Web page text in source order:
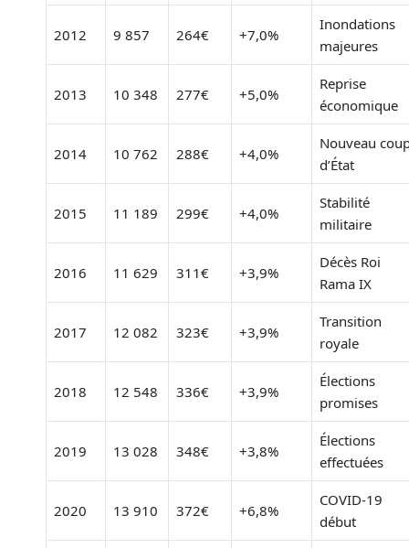
2012 9 857 264€ +7,0%
Inondations
majeures
2013 10 348 277€ +5,0%
Reprise
économique
2014 10 762 288€ +4,0%
Nouveau
d’État
2015 11 189 299€ +4,0%
Stabilité
militaire
2016 11 629 311€ +3,9%
Décès Roi
Rama IX
2017 12 082 323€ +3,9%
Transition
royale
2018 12 548 336€ +3,9%
Élections
promises
2019 13 028 348€ +3,8%
Élections
effectuées
2020 13 910 372€ +6,8%
COVID-19
début